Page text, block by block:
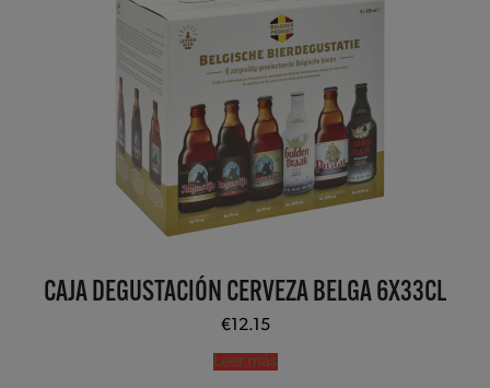
CAJA DEGUSTACIÓN CERVEZA BELGA 6X33CL
€12.15
Leer más